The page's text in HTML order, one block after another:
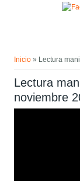
Pasar al contenido
Inicio » Lectura
Lectura
noviembre